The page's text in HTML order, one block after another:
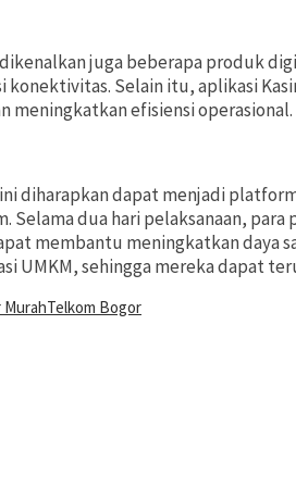
juga beberapa produk
konektivitas. Selain itu, aplikasi
meningkatkan efisiensi operasional.
ini diharapkan dapat menjadi
Selama dua hari pelaksanaan,
membantu meningkatkan daya
UMKM, sehingga mereka dapat
MurahTelkom Bogor